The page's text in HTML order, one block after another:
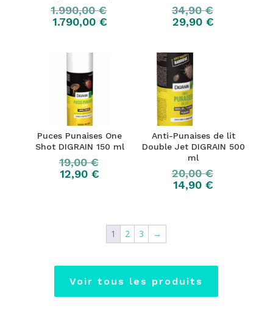
1.990,00€
1.790,00 €
34,90€
29,90€
Puces Punaises One
Shot DIGRAIN 150 ml
19,00€
12,90€
Anti-Punaises de lit
Double Jet DIGRAIN 500
ml
20,00€
14,90€
1 2 3 →
Voir tous les produits